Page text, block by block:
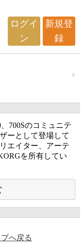
ログイ
ン
新規登
録
700Sのコミュニテ
ーとして登場して
エイター、アーテ
を所有してい
へ戻る